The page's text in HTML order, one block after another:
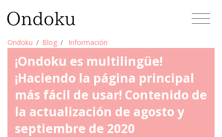
Ondoku Blog Información
¡Ondoku es multilingüe!
¡Haciendo la página principal
más fácil de usar! Contenido de
la actualización de agosto y
septiembre de 2020